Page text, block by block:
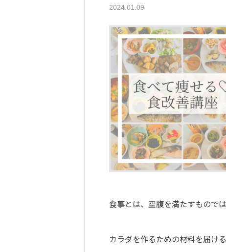
2024.01.09
食事とは、空腹を満たすもので
カラダを作るための材料を届け